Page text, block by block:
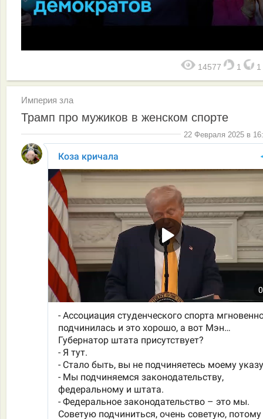
14577 1 1
Империя зла
Трамп про мужиков в женском спорте
22 Февраля 2025 в